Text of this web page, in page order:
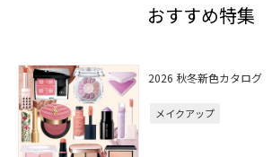
おすすめ特集
2026 秋冬新色カタログ
メイクアップ